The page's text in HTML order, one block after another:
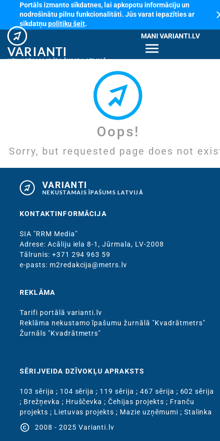
Portāls izmanto sīkdatnes, lai apkopotu informāciju un
nodrošinātu pilnu funkcionalitāti. Jūs varat iepazīties ar
sīkdatņupolitiku šeit.
VARIANTI
NEKUSTAMAIS ĪPAŠUMS LATVIJĀ
MANI VARIANTI.LV
menu
Oops!
Sorry, but requested page does not
VARIANTI
NEKUSTAMAIS ĪPAŠUMS LATVIJĀ
KONTAKTINFORMĀCIJA
SIA "RRM Media"
Adrese: Acāliju iela 8-1, Jūrmala, LV-2008
Тālrunis: +371 294 963 59
e-pasts: m2redakcija@metrs.lv
REKLĀMA
Tarifi portālā varianti.lv
Reklāma nekustamo īpašumu žurnālā "Kvadrātmetrs"
Žurnāls "Kvadrātmetrs"
SĒRIJVEIDA DZĪVOKĻU APRAKSTS
103 sērija ; 104 sērija ; 119 sērija ; 467 sērija ; 602 sērija
; Brežņevka ; Hruščevka ;Čehijas projekts ; Franču
projekts ; Lietuvas projekts ; Mazie uzņēmumi ; Stalinka
copyright 2008 - 2025 Varianti.lv